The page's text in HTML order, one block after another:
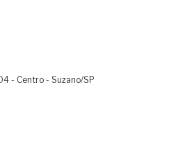
- Centro - Suzano/SP